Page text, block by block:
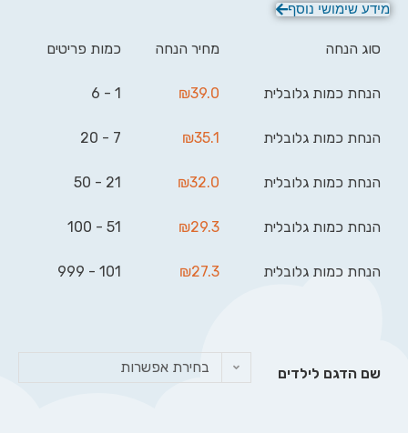
מידע שימושי נוסף
סוג הנחה מחיר הנחה כמות פריטים
הנחת כמות גלובלית ₪39.0
1 - 6
הנחת כמות גלובלית ₪35.1
7 - 20
הנחת כמות גלובלית ₪32.0
21 - 50
הנחת כמות גלובלית ₪29.3
51 - 100
הנחת כמות גלובלית ₪27.3
101 - 999
שם הדגם לילדים בחירת אפשרות